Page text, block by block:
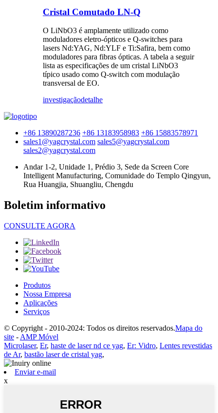
Cristal Comutado LN-Q
O LiNbO3 é amplamente utilizado como
moduladores eletro-ópticos e Q-switches para
lasers Nd:YAG, Nd:YLF e Ti:Safira, bem como
moduladores para fibras ópticas. A tabela a seguir
lista as especificações de um cristal LiNbO3
típico usado como Q-switch com modulação
transversal de EO.
investigaçãodetalhe
+86 13890287236 +86 13183958983 +86 15883578971
sales1@yagcrystal.com sales5@yagcrystal.com
sales2@yagcrystal.com
Andar 1-2, Unidade 1, Prédio 3, Sede da Screen Core
Intelligent Manufacturing, Comunidade do Templo Qingyun,
Rua Huangjia, Shuangliu, Chengdu
Boletim informativo
CONSULTE AGORA
Produtos
Nossa Empresa
Aplicações
Serviços
© Copyright - 2010-2024: Todos os direitos reservados.Mapa do
site - AMP Móvel
Microlaser, Er, haste de laser nd ce yag, Er: Vidro, Lentes revestidas
de Ar, bastão laser de cristal yag,
Enviar e-mail
x